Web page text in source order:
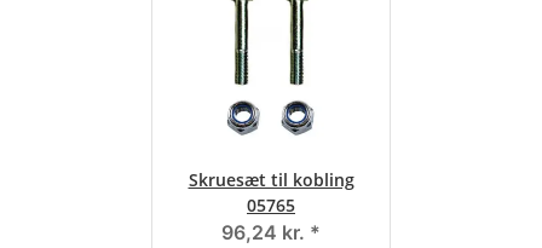
Skruesæt til kobling
05765
96,24 kr. *